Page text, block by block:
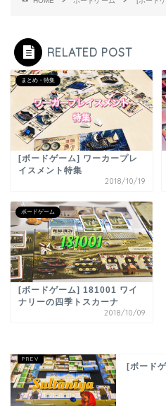
RELATED POST
まとめ・特集
[ボードゲーム] ワーカープレ
イスメント特集
2018/10/19
ボードゲーム
[ボードゲーム] 181001 ワイ
ナリーの四季トスカーナ
2018/10/09
[ボード